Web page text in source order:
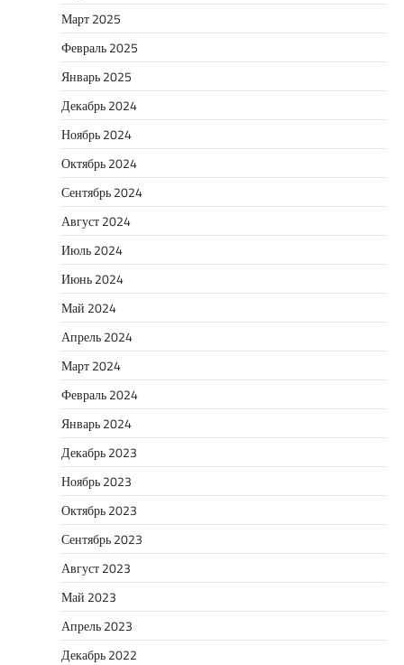
Март 2025
Февраль 2025
Январь 2025
Декабрь 2024
Ноябрь 2024
Октябрь 2024
Сентябрь 2024
Август 2024
Июль 2024
Июнь 2024
Май 2024
Апрель 2024
Март 2024
Февраль 2024
Январь 2024
Декабрь 2023
Ноябрь 2023
Октябрь 2023
Сентябрь 2023
Август 2023
Май 2023
Апрель 2023
Декабрь 2022